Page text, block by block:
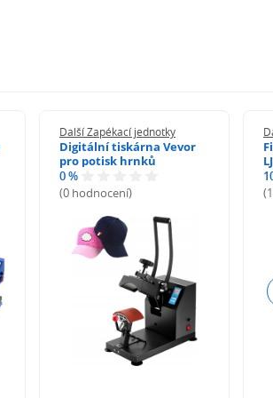
Další Zapékací jednotky
Digitální tiskárna Vevor
pro potisk hrnků
0 %
(0 hodnocení)